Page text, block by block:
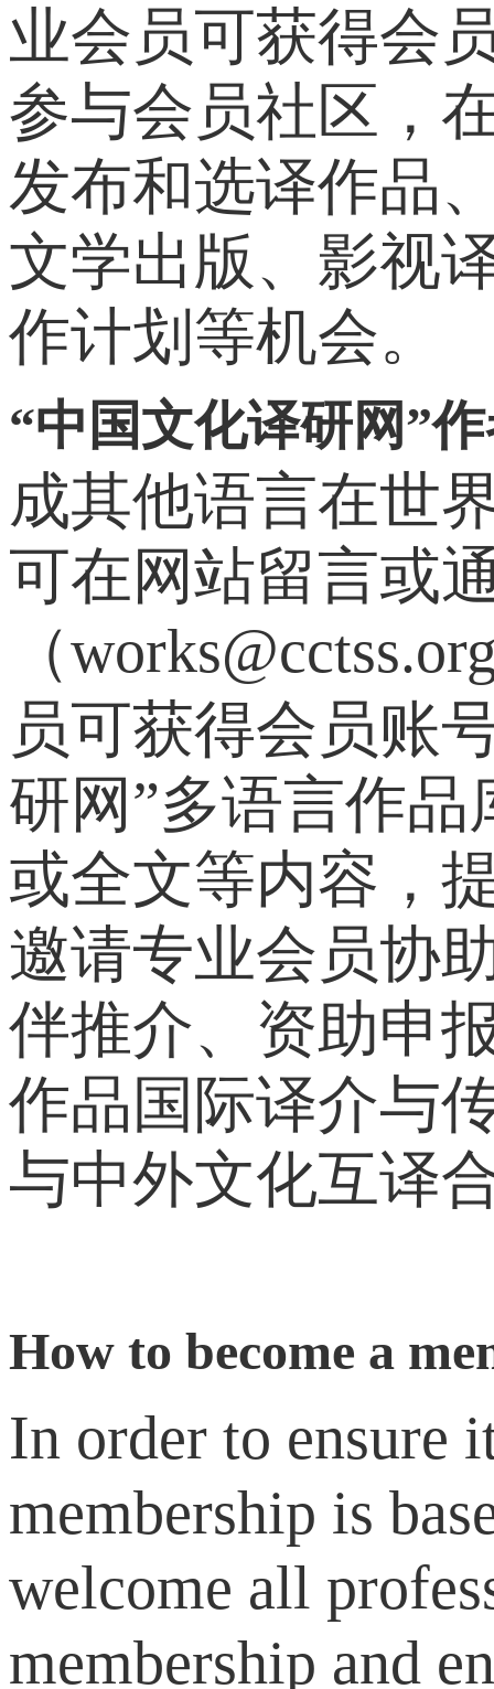
业会员可获得会
参与会员社区，
发布和选译作品
文学出版、影视
作计划等机会。
“中国文化译研网”
成其他语言在世
可在网站留言或
（
员可获得会员账
研网”多语言作
或全文等内容，
邀请专业会员协
伴推介、资助申
作品国际译介与
与中外文化互译
How to become a
In order to ensure
membership is
welcome all
membership and